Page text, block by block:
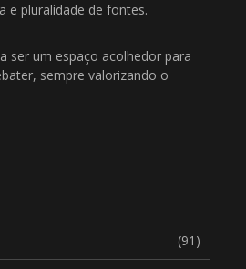
e pluralidade de fontes.
ser um espaço acolhedor para
sempre valorizando o
(91)